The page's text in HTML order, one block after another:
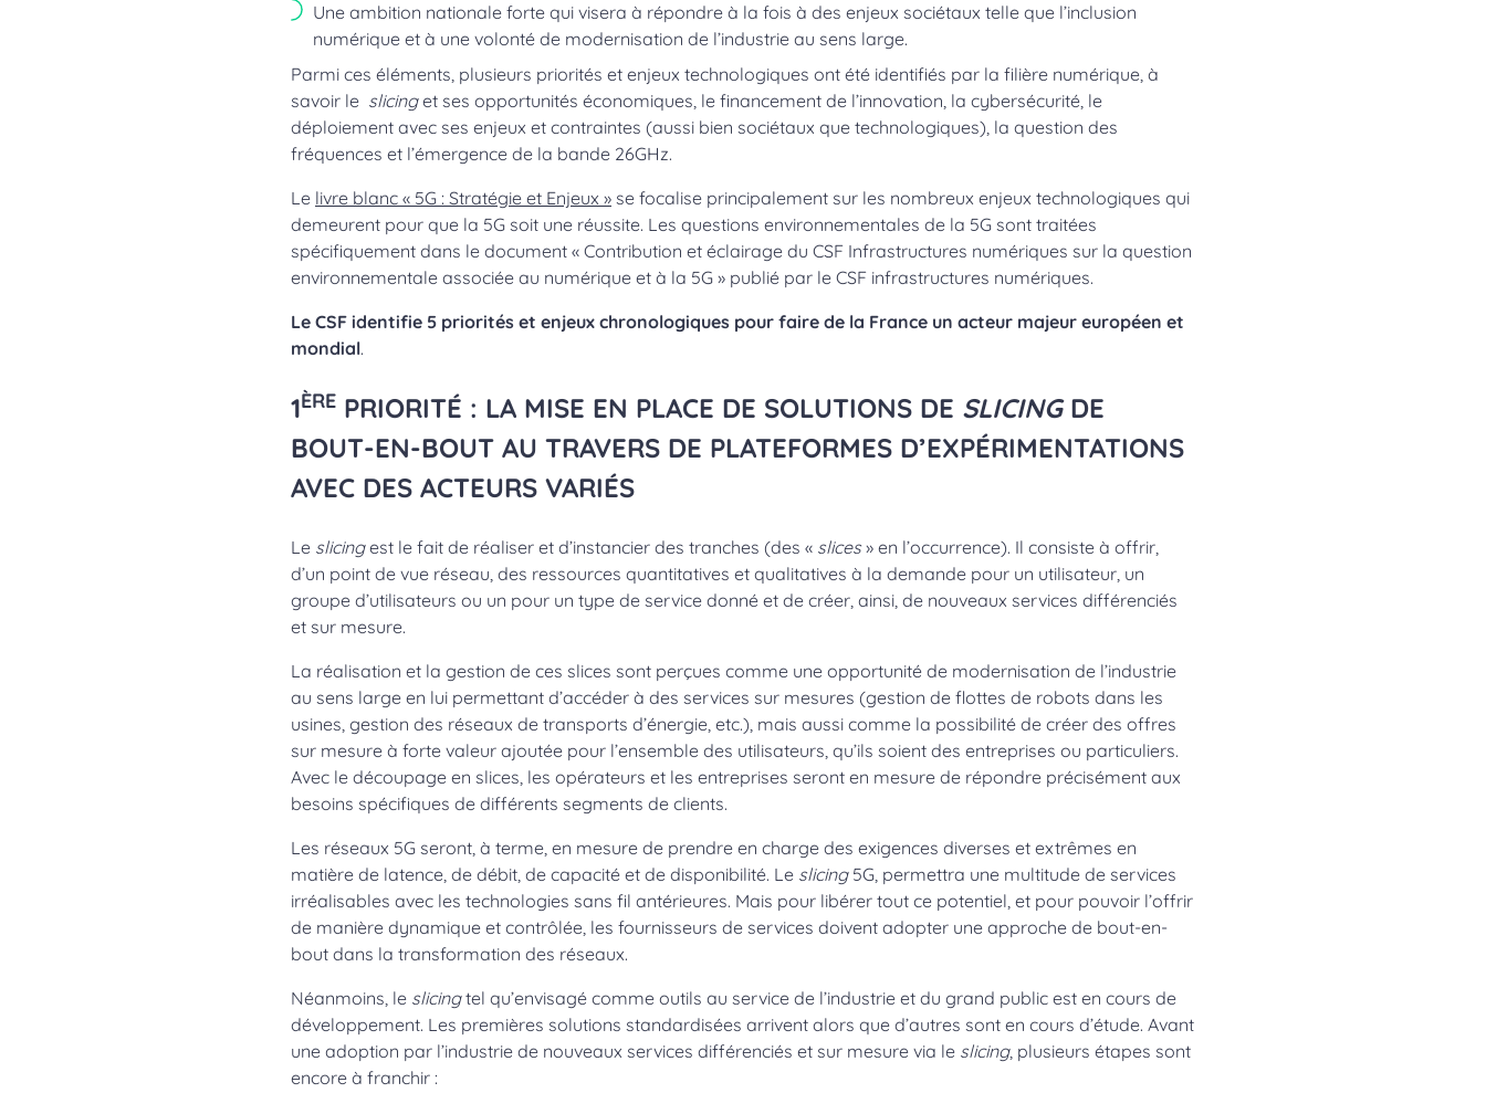
Une ambition nationale forte qui visera à répondre à la fois à des enjeux sociétaux telle que l’inclusion
numérique et à une volonté de modernisation de l’industrie au sens large.
Parmi ces éléments, plusieurs priorités et enjeux technologiques ont été identifiés par la filière numérique, à
savoir le slicinget ses opportunités économiques, le financement de l’innovation, la cybersécurité, le
déploiement avec ses enjeux et contraintes (aussi bien sociétaux que technologiques), la question des
fréquences et l’émergence de la bande 26GHz.
Le livre blanc « 5G : Stratégie et Enjeux » se focalise principalement sur les nombreux enjeux technologiques qui
demeurent pour que la 5G soit une réussite. Les questions environnementales de la 5G sont traitées
spécifiquement dans le document « Contribution et éclairage du CSF Infrastructures numériques sur la question
environnementale associée au numérique et à la 5G » publié par le CSF infrastructures numériques.
Le CSF identifie 5 priorités et enjeux chronologiques pour faire de la France un acteur majeur européen et
mondial.
1ÈRE PRIORITÉ : LA MISE EN PLACE DE SOLUTIONS DE SLICINGDE
BOUT-EN-BOUT AU TRAVERS DE PLATEFORMES D’EXPÉRIMENTATIONS
AVEC DES ACTEURS VARIÉS
Le slicingest le fait de réaliser et d’instancier des tranches (des « slices » en l’occurrence). Il consiste à offrir,
d’un point de vue réseau, des ressources quantitatives et qualitatives à la demande pour un utilisateur, un
groupe d’utilisateurs ou un pour un type de service donné et de créer, ainsi, de nouveaux services différenciés
et sur mesure.
La réalisation et la gestion de ces slices sont perçues comme une opportunité de modernisation de l’industrie
au sens large en lui permettant d’accéder à des services sur mesures (gestion de flottes de robots dans les
usines, gestion des réseaux de transports d’énergie, etc.), mais aussi comme la possibilité de créer des offres
sur mesure à forte valeur ajoutée pour l’ensemble des utilisateurs, qu’ils soient des entreprises ou particuliers.
Avec le découpage en slices, les opérateurs et les entreprises seront en mesure de répondre précisément aux
besoins spécifiques de différents segments de clients.
Les réseaux 5G seront, à terme, en mesure de prendre en charge des exigences diverses et extrêmes en
matière de latence, de débit, de capacité et de disponibilité. Le slicing5G, permettra une multitude de services
irréalisables avec les technologies sans fil antérieures. Mais pour libérer tout ce potentiel, et pour pouvoir l’offrir
de manière dynamique et contrôlée, les fournisseurs de services doivent adopter une approche de bout-en-
bout dans la transformation des réseaux.
Néanmoins, le slicingtel qu’envisagé comme outils au service de l’industrie et du grand public est en cours de
développement. Les premières solutions standardisées arrivent alors que d’autres sont en cours d’étude. Avant
une adoption par l’industrie de nouveaux services différenciés et sur mesure via le slicing, plusieurs étapes sont
encore à franchir :